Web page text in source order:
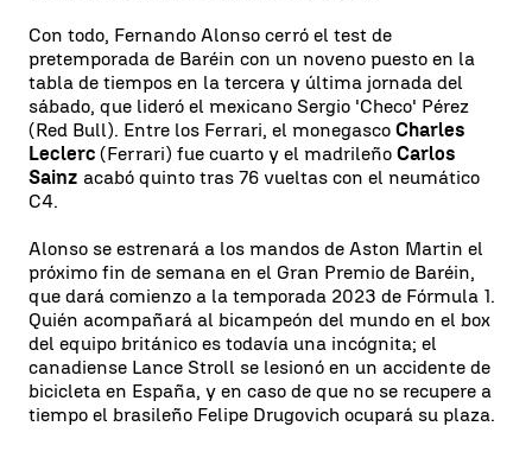
Con todo, Fernando Alonso cerró el test de
pretemporada de Baréin con un noveno puesto en la
tabla de tiempos en la tercera y última jornada del
sábado, que lideró el mexicano Sergio 'Checo' Pérez
(Red Bull). Entre los Ferrari, el monegasco Charles
Leclerc (Ferrari) fue cuarto y el madrileño Carlos
Sainz acabó quinto tras 76 vueltas con el neumático
C4.
Alonso se estrenará a los mandos de Aston Martin el
próximo fin de semana en el Gran Premio de Baréin,
que dará comienzo a la temporada 2023 de Fórmula 1.
Quién acompañará al bicampeón del mundo en el box
del equipo británico es todavía una incógnita; el
canadiense Lance Stroll se lesionó en un accidente de
bicicleta en España, y en caso de que no se recupere a
tiempo el brasileño Felipe Drugovich ocupará su plaza.